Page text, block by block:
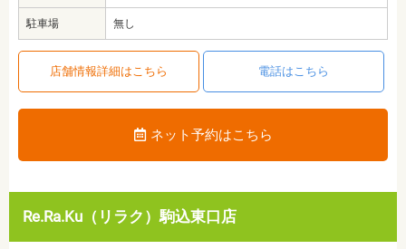
駐車場 無し
店舗情報詳細はこちら 電話はこちら
ネット予約はこちら
Re.Ra.Ku（リラク）駒込東口店